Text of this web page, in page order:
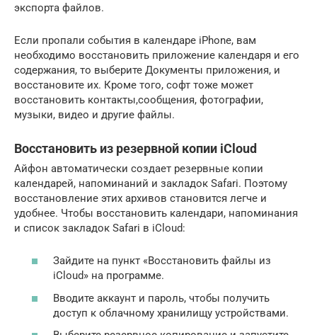
экспорта файлов.
Если пропали события в календаре iPhone, вам
необходимо восстановить приложение календаря и его
содержания, то выберите Документы приложения, и
восстановите их. Кроме того, софт тоже может
восстановить контакты,сообщения, фотографии,
музыки, видео и другие файлы.
Восстановить из резервной копии iCloud
Айфон автоматически создает резервные копии
календарей, напоминаний и закладок Safari. Поэтому
восстановление этих архивов становится легче и
удобнее. Чтобы восстановить календари, напоминания
и список закладок Safari в iCloud:
Зайдите на пункт «Восстановить файлы из
iCloud» на программе.
Вводите аккаунт и пароль, чтобы получить
доступ к облачному хранилищу устройствами.